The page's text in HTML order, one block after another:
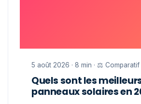
5 août 2026 · 8 min · ⚖️ Comparatif
Quels sont les
panneaux solaires en